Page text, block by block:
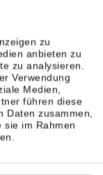
zu
anbieten zu
zu analysieren.
Verwendung
Medien,
führen diese
Daten zusammen,
im Rahmen
auf
Christine an
Gäste mit
hektischen